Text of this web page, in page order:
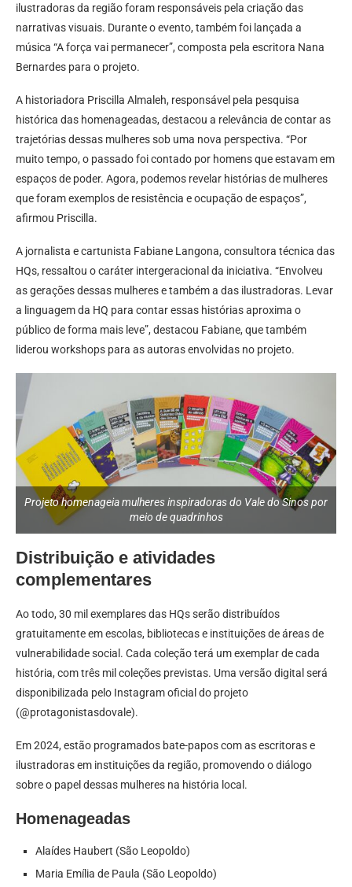
ilustradoras da região foram responsáveis pela criação das
narrativas visuais. Durante o evento, também foi lançada a
música “A força vai permanecer”, composta pela escritora Nana
Bernardes para o projeto.
A historiadora Priscilla Almaleh, responsável pela pesquisa
histórica das homenageadas, destacou a relevância de contar as
trajetórias dessas mulheres sob uma nova perspectiva. “Por
muito tempo, o passado foi contado por homens que estavam em
espaços de poder. Agora, podemos revelar histórias de mulheres
que foram exemplos de resistência e ocupação de espaços”,
afirmou Priscilla.
A jornalista e cartunista Fabiane Langona, consultora técnica das
HQs, ressaltou o caráter intergeracional da iniciativa. “Envolveu
as gerações dessas mulheres e também a das ilustradoras. Levar
a linguagem da HQ para contar essas histórias aproxima o
público de forma mais leve”, destacou Fabiane, que também
liderou workshops para as autoras envolvidas no projeto.
Projeto homenageia mulheres inspiradoras do Vale do Sinos por
meio de quadrinhos
Distribuição e atividades
complementares
Ao todo, 30 mil exemplares das HQs serão distribuídos
gratuitamente em escolas, bibliotecas e instituições de áreas de
vulnerabilidade social. Cada coleção terá um exemplar de cada
história, com três mil coleções previstas. Uma versão digital será
disponibilizada pelo Instagram oficial do projeto
(@protagonistasdovale).
Em 2024, estão programados bate-papos com as escritoras e
ilustradoras em instituições da região, promovendo o diálogo
sobre o papel dessas mulheres na história local.
Homenageadas
Alaídes Haubert (São Leopoldo)
Maria Emília de Paula (São Leopoldo)